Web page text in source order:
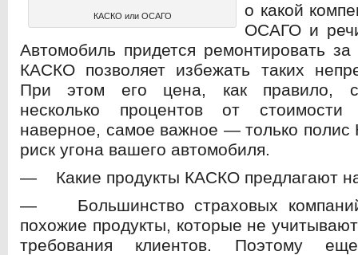
КАСКО или ОСАГО
о какой
ОСАГО и
Автомобиль придется ремонтировать
КАСКО позволяет избежать таких
При этом его цена, как правило,
несколько процентов от
наверное, самое важное — только
риск угона вашего автомобиля.
— Какие продукты КАСКО предлагают
— Большинство страховых
похожие продукты, которые не
требования клиентов. Поэтому